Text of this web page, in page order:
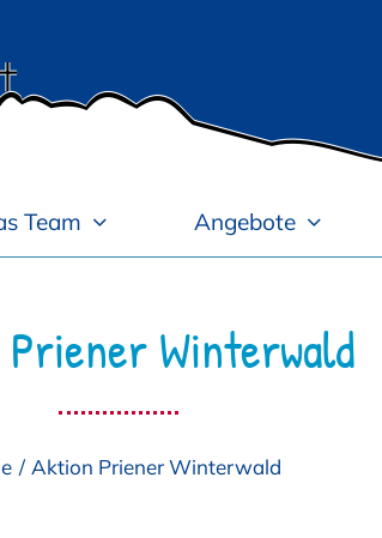
Team Angebote
Winterwald
Aktion Priener Winterwald